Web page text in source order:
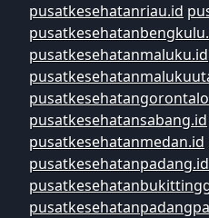
pusatkesehatanriau.id
pusatkesehatanmaluku.id
pusatkesehatansabang.id
pusatkesehatanmedan.id
pusatkesehatanpadang.id